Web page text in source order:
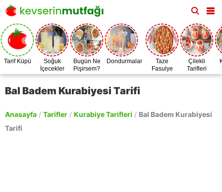
Tarif Küpü
Soğuk
İçecekler
Bugün Ne
Pişirsem?
Dondurmalar
Taze
Fasulye
Zamanı
Çilekli
Tarifleri
Bal Badem Kurabiyesi Tarifi
Anasayfa / Tarifler / Kurabiye Tarifleri / Bal Badem Kurabiyesi
Tarifi